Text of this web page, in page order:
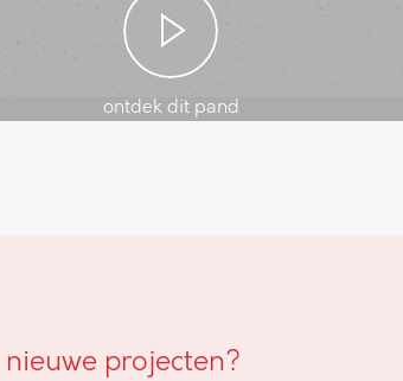
ontdek dit pand
projecten?